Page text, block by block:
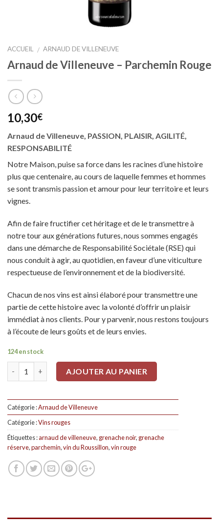
ACCUEIL / ARNAUD DE VILLENEUVE
Arnaud de Villeneuve – Parchemin Rouge
10,30€
Arnaud de Villeneuve, PASSION, PLAISIR, AGILITÉ,
RESPONSABILITÉ
Notre Maison, puise sa force dans les racines d’une histoire
plus que centenaire, au cours de laquelle femmes et hommes
se sont transmis passion et amour pour leur territoire et leurs
vignes.
Afin de faire fructifier cet héritage et de le transmettre à
notre tour aux générations futures, nous sommes engagés
dans une démarche de Responsabilité Sociétale (RSE) qui
nous conduit à agir, au quotidien, en faveur d’une viticulture
respectueuse de l’environnement et de la biodiversité.
Chacun de nos vins est ainsi élaboré pour transmettre une
partie de cette histoire avec la volonté d’offrir un plaisir
immédiat à nos clients. Pour y parvenir, nous restons toujours
à l’écoute de leurs goûts et de leurs envies.
124 en stock
AJOUTER AU PANIER
Catégorie :Arnaud de Villeneuve
Catégorie :Vins rouges
Étiquettes :arnaud de villeneuve, grenache noir, grenache
réserve,parchemin,vin du Roussillon,vin rouge